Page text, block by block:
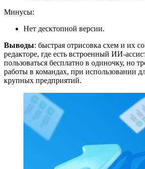
Минусы:
Нет десктопной версии.
Выводы: быстрая отрисовка схем и их
редакторе, где есть встроенный ИИ-
пользоваться бесплатно в одиночку, но
работы в командах, при использовании
крупных предприятий.